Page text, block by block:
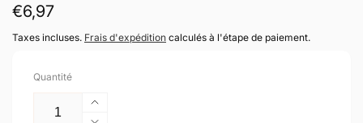
Prix
habituel
€6,97
Taxes incluses. Frais d'expédition calculés à l'étape de paiement.
Quantité
Augmenter